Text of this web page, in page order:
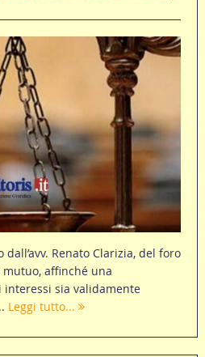
Renato Clarizia, del foro
affinché una
interessi sia validamente
Leggi tutto...